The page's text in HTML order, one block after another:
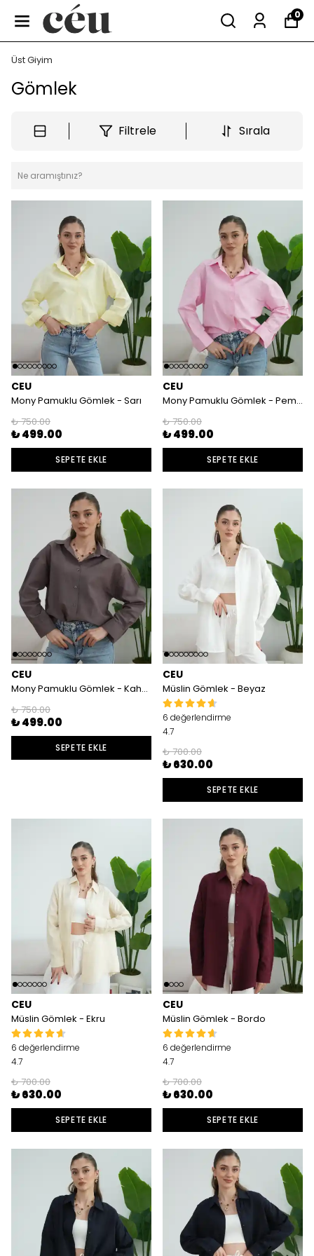
0
Üst Giyim
Gömlek
Filtrele Sırala
CEU
Mony Pamuklu Gömlek - Sarı
₺ 750.00
₺ 499.00
SEPETE EKLE
CEU
Mony Pamuklu Gömlek - Pembe
₺ 750.00
₺ 499.00
SEPETE EKLE
CEU
Mony Pamuklu Gömlek - Kahve
₺ 750.00
₺ 499.00
SEPETE EKLE
CEU
Müslin Gömlek - Beyaz
6 değerlendirme
4.7
₺ 700.00
₺ 630.00
SEPETE EKLE
CEU
Müslin Gömlek - Ekru
6 değerlendirme
4.7
₺ 700.00
₺ 630.00
SEPETE EKLE
CEU
Müslin Gömlek - Bordo
6 değerlendirme
4.7
₺ 700.00
₺ 630.00
SEPETE EKLE